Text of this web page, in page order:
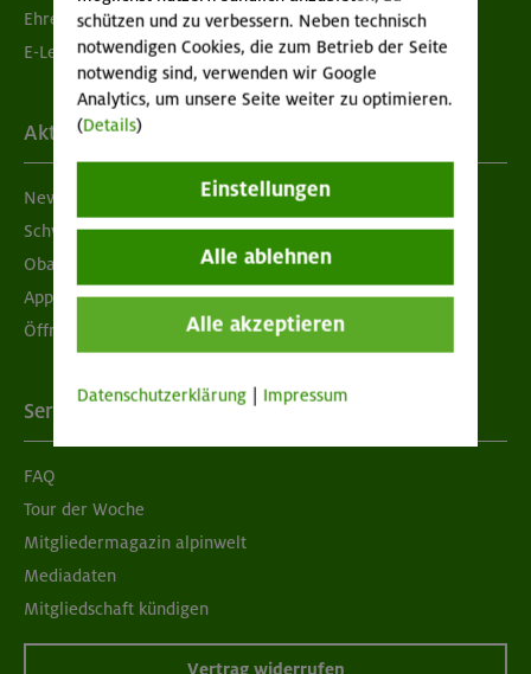
Ehrenamtsbörse
E-Learning
Aktuelles
Newsletter
Schwarzes Brett
Obacht geben!
App "Mein DAV+"
Öffnungszeiten
Services
FAQ
Tour der Woche
Mitgliedermagazin alpinwelt
Mediadaten
Mitgliedschaft kündigen
schützen und zu verbessern. Neben technisch
notwendigen Cookies, die zum Betrieb der Seite
notwendig sind, verwenden wir Google
Analytics, um unsere Seite weiter zu optimieren.
(Details)
Einstellungen
Alle ablehnen
Alle akzeptieren
Datenschutzerklärung Impressum